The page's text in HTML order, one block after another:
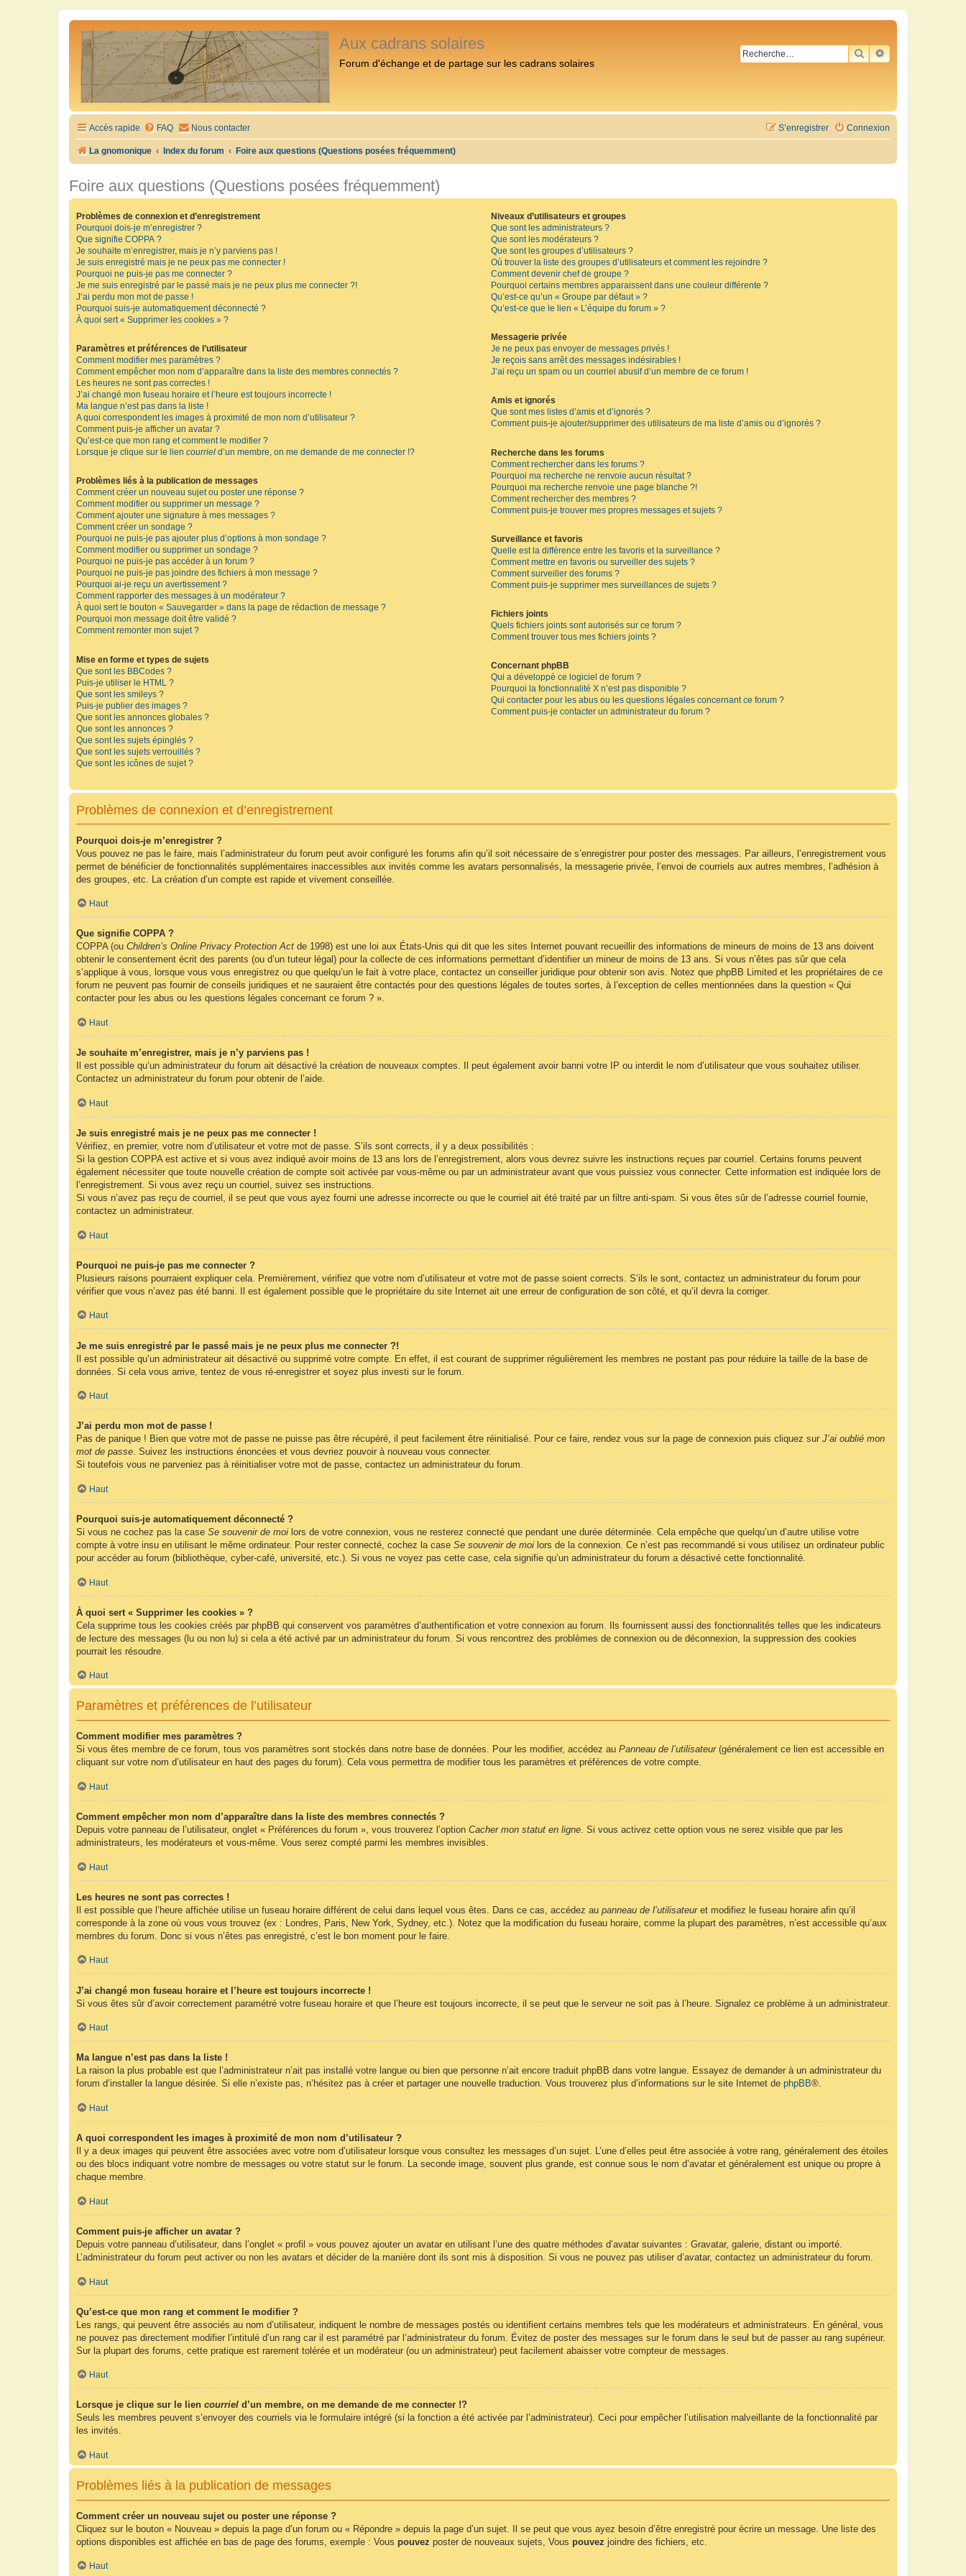
Aux cadrans solaires
Forum d'échange et de partage sur les cadrans solaires
RECHERCHER
RECHERCHE
Accès rapide FAQ Nous contacter Connexion
S’enregistrer
La gnomonique Index du forum Foire aux questions (Questions posées fréquemment)
Foire aux questions (Questions posées fréquemment)
Problèmes de connexion et d’enregistrement
Pourquoi dois-je m’enregistrer ?
Que signifie COPPA ?
Je souhaite m’enregistrer, mais je n’y parviens pas !
Je suis enregistré mais je ne peux pas me connecter !
Pourquoi ne puis-je pas me connecter ?
Je me suis enregistré par le passé mais je ne peux plus me connecter ?!
J’ai perdu mon mot de passe !
Pourquoi suis-je automatiquement déconnecté ?
À quoi sert « Supprimer les cookies » ?
Paramètres et préférences de l’utilisateur
Comment modifier mes paramètres ?
Comment empêcher mon nom d’apparaître dans la liste des membres connectés ?
Les heures ne sont pas correctes !
J’ai changé mon fuseau horaire et l’heure est toujours incorrecte !
Ma langue n’est pas dans la liste !
A quoi correspondent les images à proximité de mon nom d’utilisateur ?
Comment puis-je afficher un avatar ?
Qu’est-ce que mon rang et comment le modifier ?
Lorsque je clique sur le lien courriel d’un membre, on me demande de me connecter !?
Problèmes liés à la publication de messages
Comment créer un nouveau sujet ou poster une réponse ?
Comment modifier ou supprimer un message ?
Comment ajouter une signature à mes messages ?
Comment créer un sondage ?
Pourquoi ne puis-je pas ajouter plus d’options à mon sondage ?
Comment modifier ou supprimer un sondage ?
Pourquoi ne puis-je pas accéder à un forum ?
Pourquoi ne puis-je pas joindre des fichiers à mon message ?
Pourquoi ai-je reçu un avertissement ?
Comment rapporter des messages à un modérateur ?
À quoi sert le bouton « Sauvegarder » dans la page de rédaction de message ?
Pourquoi mon message doit être validé ?
Comment remonter mon sujet ?
Mise en forme et types de sujets
Que sont les BBCodes ?
Puis-je utiliser le HTML ?
Que sont les smileys ?
Puis-je publier des images ?
Que sont les annonces globales ?
Que sont les annonces ?
Que sont les sujets épinglés ?
Que sont les sujets verrouillés ?
Que sont les icônes de sujet ?
Niveaux d’utilisateurs et groupes
Que sont les administrateurs ?
Que sont les modérateurs ?
Que sont les groupes d’utilisateurs ?
Où trouver la liste des groupes d’utilisateurs et comment les rejoindre ?
Comment devenir chef de groupe ?
Pourquoi certains membres apparaissent dans une couleur différente ?
Qu’est-ce qu’un « Groupe par défaut » ?
Qu’est-ce que le lien « L’équipe du forum » ?
Messagerie privée
Je ne peux pas envoyer de messages privés !
Je reçois sans arrêt des messages indésirables !
J’ai reçu un spam ou un courriel abusif d’un membre de ce forum !
Amis et ignorés
Que sont mes listes d’amis et d’ignorés ?
Comment puis-je ajouter/supprimer des utilisateurs de ma liste d’amis ou d’ignorés ?
Recherche dans les forums
Comment rechercher dans les forums ?
Pourquoi ma recherche ne renvoie aucun résultat ?
Pourquoi ma recherche renvoie une page blanche ?!
Comment rechercher des membres ?
Comment puis-je trouver mes propres messages et sujets ?
Surveillance et favoris
Quelle est la différence entre les favoris et la surveillance ?
Comment mettre en favoris ou surveiller des sujets ?
Comment surveiller des forums ?
Comment puis-je supprimer mes surveillances de sujets ?
Fichiers joints
Quels fichiers joints sont autorisés sur ce forum ?
Comment trouver tous mes fichiers joints ?
Concernant phpBB
Qui a développé ce logiciel de forum ?
Pourquoi la fonctionnalité X n’est pas disponible ?
Qui contacter pour les abus ou les questions légales concernant ce forum ?
Comment puis-je contacter un administrateur du forum ?
Problèmes de connexion et d’enregistrement
Pourquoi dois-je m’enregistrer ?
Vous pouvez ne pas le faire, mais l’administrateur du forum peut avoir configuré les forums afin qu’il soit nécessaire de s’enregistrer pour poster des messages. Par ailleurs, l’enregistrement vous
permet de bénéficier de fonctionnalités supplémentaires inaccessibles aux invités comme les avatars personnalisés, la messagerie privée, l’envoi de courriels aux autres membres, l’adhésion à
des groupes, etc. La création d’un compte est rapide et vivement conseillée.
Haut
Que signifie COPPA ?
COPPA (ou Children’s Online Privacy Protection Act de 1998) est une loi aux États-Unis qui dit que les sites Internet pouvant recueillir des informations de mineurs de moins de 13 ans doivent
obtenir le consentement écrit des parents (ou d’un tuteur légal) pour la collecte de ces informations permettant d’identifier un mineur de moins de 13 ans. Si vous n’êtes pas sûr que cela
s’applique à vous, lorsque vous vous enregistrez ou que quelqu’un le fait à votre place, contactez un conseiller juridique pour obtenir son avis. Notez que phpBB Limited et les propriétaires de ce
forum ne peuvent pas fournir de conseils juridiques et ne sauraient être contactés pour des questions légales de toutes sortes, à l’exception de celles mentionnées dans la question « Qui
contacter pour les abus ou les questions légales concernant ce forum ? ».
Haut
Je souhaite m’enregistrer, mais je n’y parviens pas !
Il est possible qu’un administrateur du forum ait désactivé la création de nouveaux comptes. Il peut également avoir banni votre IP ou interdit le nom d’utilisateur que vous souhaitez utiliser.
Contactez un administrateur du forum pour obtenir de l’aide.
Haut
Je suis enregistré mais je ne peux pas me connecter !
Vérifiez, en premier, votre nom d’utilisateur et votre mot de passe. S’ils sont corrects, il y a deux possibilités :
Si la gestion COPPA est active et si vous avez indiqué avoir moins de 13 ans lors de l’enregistrement, alors vous devrez suivre les instructions reçues par courriel. Certains forums peuvent
également nécessiter que toute nouvelle création de compte soit activée par vous-même ou par un administrateur avant que vous puissiez vous connecter. Cette information est indiquée lors de
l’enregistrement. Si vous avez reçu un courriel, suivez ses instructions.
Si vous n’avez pas reçu de courriel, il se peut que vous ayez fourni une adresse incorrecte ou que le courriel ait été traité par un filtre anti-spam. Si vous êtes sûr de l’adresse courriel fournie,
contactez un administrateur.
Haut
Pourquoi ne puis-je pas me connecter ?
Plusieurs raisons pourraient expliquer cela. Premièrement, vérifiez que votre nom d’utilisateur et votre mot de passe soient corrects. S’ils le sont, contactez un administrateur du forum pour
vérifier que vous n’avez pas été banni. Il est également possible que le propriétaire du site Internet ait une erreur de configuration de son côté, et qu’il devra la corriger.
Haut
Je me suis enregistré par le passé mais je ne peux plus me connecter ?!
Il est possible qu’un administrateur ait désactivé ou supprimé votre compte. En effet, il est courant de supprimer régulièrement les membres ne postant pas pour réduire la taille de la base de
données. Si cela vous arrive, tentez de vous ré-enregistrer et soyez plus investi sur le forum.
Haut
J’ai perdu mon mot de passe !
Pas de panique ! Bien que votre mot de passe ne puisse pas être récupéré, il peut facilement être réinitialisé. Pour ce faire, rendez vous sur la page de connexion puis cliquez sur J’ai oublié mon
mot de passe. Suivez les instructions énoncées et vous devriez pouvoir à nouveau vous connecter.
Si toutefois vous ne parveniez pas à réinitialiser votre mot de passe, contactez un administrateur du forum.
Haut
Pourquoi suis-je automatiquement déconnecté ?
Si vous ne cochez pas la case Se souvenir de moi lors de votre connexion, vous ne resterez connecté que pendant une durée déterminée. Cela empêche que quelqu’un d’autre utilise votre
compte à votre insu en utilisant le même ordinateur. Pour rester connecté, cochez la case Se souvenir de moi lors de la connexion. Ce n’est pas recommandé si vous utilisez un ordinateur public
pour accéder au forum (bibliothèque, cyber-café, université, etc.). Si vous ne voyez pas cette case, cela signifie qu’un administrateur du forum a désactivé cette fonctionnalité.
Haut
À quoi sert « Supprimer les cookies » ?
Cela supprime tous les cookies créés par phpBB qui conservent vos paramètres d’authentification et votre connexion au forum. Ils fournissent aussi des fonctionnalités telles que les indicateurs
de lecture des messages (lu ou non lu) si cela a été activé par un administrateur du forum. Si vous rencontrez des problèmes de connexion ou de déconnexion, la suppression des cookies
pourrait les résoudre.
Haut
Paramètres et préférences de l’utilisateur
Comment modifier mes paramètres ?
Si vous êtes membre de ce forum, tous vos paramètres sont stockés dans notre base de données. Pour les modifier, accédez au Panneau de l’utilisateur(généralement ce lien est accessible en
cliquant sur votre nom d’utilisateur en haut des pages du forum). Cela vous permettra de modifier tous les paramètres et préférences de votre compte.
Haut
Comment empêcher mon nom d’apparaître dans la liste des membres connectés ?
Depuis votre panneau de l’utilisateur, onglet « Préférences du forum », vous trouverez l’option Cacher mon statut en ligne. Si vous activez cette option vous ne serez visible que par les
administrateurs, les modérateurs et vous-même. Vous serez compté parmi les membres invisibles.
Haut
Les heures ne sont pas correctes !
Il est possible que l’heure affichée utilise un fuseau horaire différent de celui dans lequel vous êtes. Dans ce cas, accédez au panneau de l’utilisateuret modifiez le fuseau horaire afin qu’il
corresponde à la zone où vous vous trouvez (ex : Londres, Paris, New York, Sydney, etc.). Notez que la modification du fuseau horaire, comme la plupart des paramètres, n’est accessible qu’aux
membres du forum. Donc si vous n’êtes pas enregistré, c’est le bon moment pour le faire.
Haut
J’ai changé mon fuseau horaire et l’heure est toujours incorrecte !
Si vous êtes sûr d’avoir correctement paramétré votre fuseau horaire et que l’heure est toujours incorrecte, il se peut que le serveur ne soit pas à l’heure. Signalez ce problème à un administrateur.
Haut
Ma langue n’est pas dans la liste !
La raison la plus probable est que l’administrateur n’ait pas installé votre langue ou bien que personne n’ait encore traduit phpBB dans votre langue. Essayez de demander à un administrateur du
forum d’installer la langue désirée. Si elle n’existe pas, n’hésitez pas à créer et partager une nouvelle traduction. Vous trouverez plus d’informations sur le site Internet de phpBB®.
Haut
A quoi correspondent les images à proximité de mon nom d’utilisateur ?
Il y a deux images qui peuvent être associées avec votre nom d’utilisateur lorsque vous consultez les messages d’un sujet. L’une d’elles peut être associée à votre rang, généralement des étoiles
ou des blocs indiquant votre nombre de messages ou votre statut sur le forum. La seconde image, souvent plus grande, est connue sous le nom d’avatar et généralement est unique ou propre à
chaque membre.
Haut
Comment puis-je afficher un avatar ?
Depuis votre panneau d’utilisateur, dans l’onglet « profil » vous pouvez ajouter un avatar en utilisant l’une des quatre méthodes d’avatar suivantes : Gravatar, galerie, distant ou importé.
L’administrateur du forum peut activer ou non les avatars et décider de la manière dont ils sont mis à disposition. Si vous ne pouvez pas utiliser d’avatar, contactez un administrateur du forum.
Haut
Qu’est-ce que mon rang et comment le modifier ?
Les rangs, qui peuvent être associés au nom d’utilisateur, indiquent le nombre de messages postés ou identifient certains membres tels que les modérateurs et administrateurs. En général, vous
ne pouvez pas directement modifier l’intitulé d’un rang car il est paramétré par l’administrateur du forum. Évitez de poster des messages sur le forum dans le seul but de passer au rang supérieur.
Sur la plupart des forums, cette pratique est rarement tolérée et un modérateur (ou un administrateur) peut facilement abaisser votre compteur de messages.
Haut
Lorsque je clique sur le lien courriel d’un membre, on me demande de me connecter !?
Seuls les membres peuvent s’envoyer des courriels via le formulaire intégré (si la fonction a été activée par l’administrateur). Ceci pour empêcher l’utilisation malveillante de la fonctionnalité par
les invités.
Haut
Problèmes liés à la publication de messages
Comment créer un nouveau sujet ou poster une réponse ?
Cliquez sur le bouton « Nouveau » depuis la page d’un forum ou « Répondre » depuis la page d’un sujet. Il se peut que vous ayez besoin d’être enregistré pour écrire un message. Une liste des
options disponibles est affichée en bas de page des forums, exemple : Vous pouvez poster de nouveaux sujets, Vous pouvez joindre des fichiers, etc.
Haut